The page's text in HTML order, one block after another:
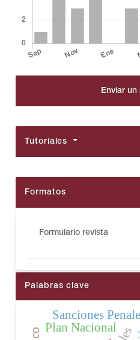
Enviar un
Tutoriales
Formatos
Formulario revista
Palabras clave
Sanciones
Plan Nacional